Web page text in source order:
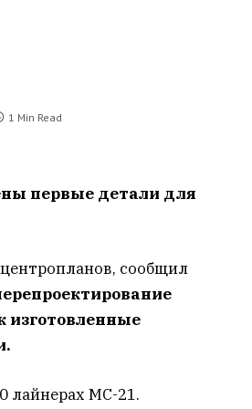
1 Min Read
первые детали для
сообщил
изготовленные
лайнерах МС-21.